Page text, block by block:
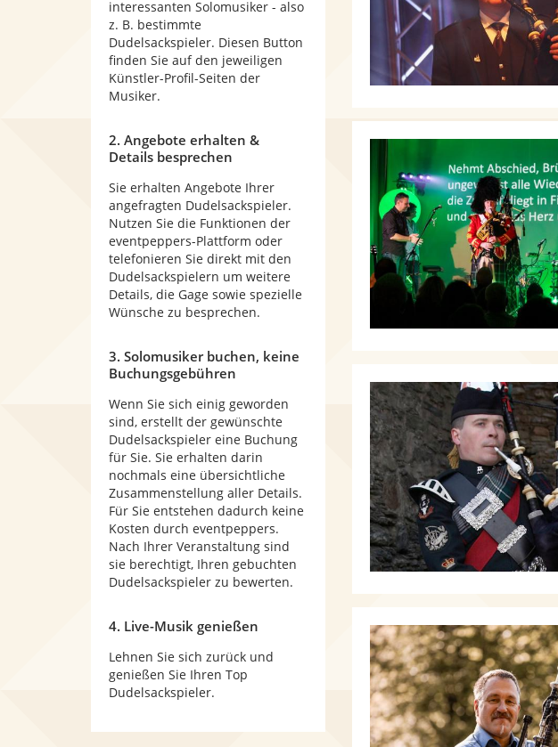
interessanten Solomusiker - also
z. B. bestimmte
Dudelsackspieler. Diesen Button
finden Sie auf den jeweiligen
Künstler-Profil-Seiten der
Musiker.
2. Angebote erhalten &
Details besprechen
Sie erhalten Angebote Ihrer
angefragten Dudelsackspieler.
Nutzen Sie die Funktionen der
eventpeppers-Plattform oder
telefonieren Sie direkt mit den
Dudelsackspielern um weitere
Details, die Gage sowie spezielle
Wünsche zu besprechen.
3. Solomusiker buchen, keine
Buchungsgebühren
Wenn Sie sich einig geworden
sind, erstellt der gewünschte
Dudelsackspieler eine Buchung
für Sie. Sie erhalten darin
nochmals eine übersichtliche
Zusammenstellung aller Details.
Für Sie entstehen dadurch keine
Kosten durch eventpeppers.
Nach Ihrer Veranstaltung sind
sie berechtigt, Ihren gebuchten
Dudelsackspieler zu bewerten.
4. Live-Musik genießen
Lehnen Sie sich zurück und
genießen Sie Ihren Top
Dudelsackspieler.